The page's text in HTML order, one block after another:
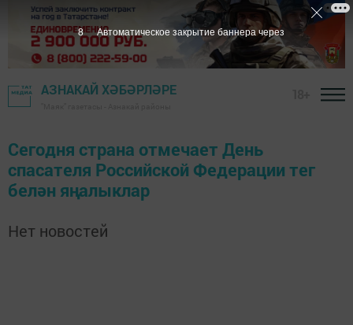
АЗНАКАЙ ХӘБӘРЛӘРЕ
Сегодня страна отмечает День
спасателя Российской Федерации тег
белән яңалыклар
Нет новостей
8 Автоматическое закрытие баннера через